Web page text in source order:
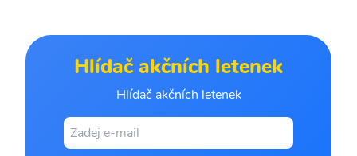
Hlídač akčních letenek
Hlídač akčních letenek